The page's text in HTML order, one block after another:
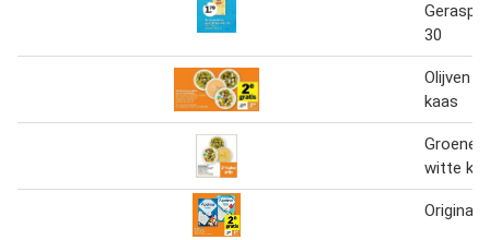
30
Olijven
kaas
Groene
witte
Original